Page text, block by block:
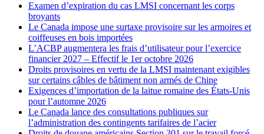
Examen d’expiration du cas LMSI concernant les corps
broyants
Le Canada impose une surtaxe provisoire sur les armoires et
coiffeuses en bois importées
L’ACBP augmentera les frais d’utilisateur pour l’exercice
financier 2027 – Effectif le 1er octobre 2026
Droits provisoires en vertu de la LMSI maintenant exigibles
sur certains câbles de bâtiment non armés de Chine
Exigences d’importation de la laitue romaine des États-Unis
pour l’automne 2026
Le Canada lance des consultations publiques sur
l’administration des contingents tarifaires de l’acier